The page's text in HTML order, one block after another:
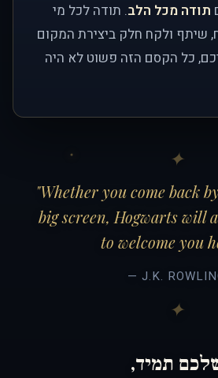
תודה מכל הלב. תודה לכל מי
שיתף ולקח חלק ביצירת המקום
כל הקסם הזה פשוט לא היה
"Whether you come back
big screen, Hogwarts will
to welcome you
— J.K.
תמיד,